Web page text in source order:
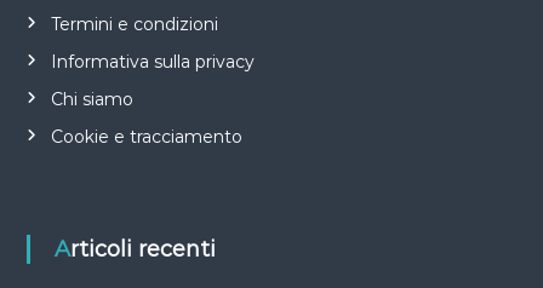
Termini e condizioni
Informativa sulla privacy
Chi siamo
Cookie e tracciamento
Articoli recenti